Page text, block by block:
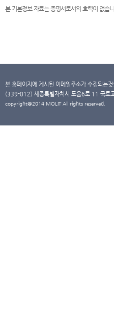
본 기본정보 자료는 증명서로서의 효력이 없습
본 홈페이지에 게시된 이메일주소가 수집되는
(339-012) 세종특별자치시 도움6로 11 국
copyright@2014 MOLIT All rights reserved.